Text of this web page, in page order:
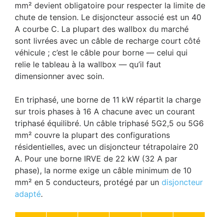
mm² devient obligatoire pour respecter la limite de
chute de tension. Le disjoncteur associé est un 40
A courbe C. La plupart des wallbox du marché
sont livrées avec un câble de recharge court côté
véhicule ; c’est le câble pour borne — celui qui
relie le tableau à la wallbox — qu’il faut
dimensionner avec soin.
En triphasé, une borne de 11 kW répartit la charge
sur trois phases à 16 A chacune avec un courant
triphasé équilibré. Un câble triphasé 5G2,5 ou 5G6
mm² couvre la plupart des configurations
résidentielles, avec un disjoncteur tétrapolaire 20
A. Pour une borne IRVE de 22 kW (32 A par
phase), la norme exige un câble minimum de 10
mm² en 5 conducteurs, protégé par un disjoncteur
adapté.